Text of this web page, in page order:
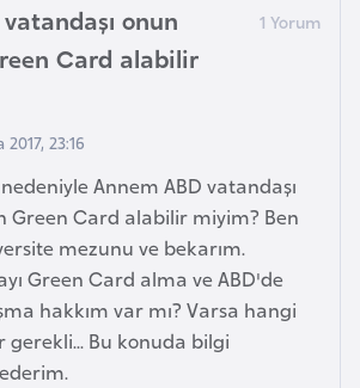
onun
Card alabilir
23:16
nedeniyle Annem ABD vatandaşı
Green Card alabilir miyim? Ben
mezunu ve bekarım.
Green Card alma ve ABD'de
hakkım var mı? Varsa hangi
gerekli... Bu konuda bilgi